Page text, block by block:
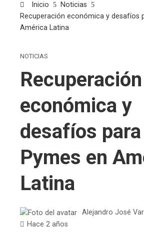
Inicio
Noticias
Recuperación económica y desafíos
América Latina
NOTICIAS
Recuperación
económica y
desafíos
Pymes en
Latina
Alejandro José
Hace 2 años